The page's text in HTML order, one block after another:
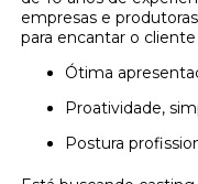
empresas e
para encantar o
Ótima
Proatividade,
Postura